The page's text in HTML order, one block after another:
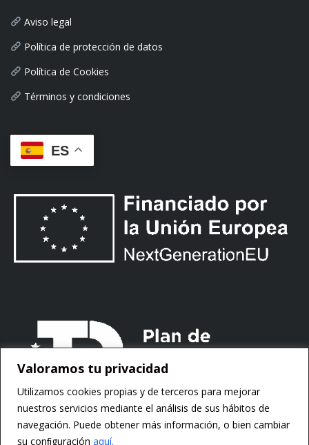
Valoramos tu privacidad
Utilizamos cookies propias y de terceros para mejorar
nuestros servicios mediante el análisis de sus hábitos de
navegación. Puede obtener más información, o bien cambiar
su conﬁguración aquí.
Aviso legal
Política de protección de datos
Política de Cookies
Términos y condiciones
ES